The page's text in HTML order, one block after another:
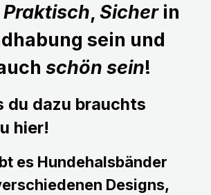
Praktisch, Sicherin
sein und
schön sein!
du dazu brauchts
hier!
es Hundehalsbänder
Designs,